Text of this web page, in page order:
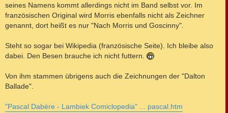
seines Namens kommt allerdings nicht im Band selbst vor. Im
französischen Original wird Morris ebenfalls nicht als Zeichner
genannt, dort heißt es nur "Nach Morris und Goscinny".
Steht so sogar bei Wikipedia (französische Seite). Ich bleibe also
dabei. Den Besen brauche ich nicht futtern.
Von ihm stammen übrigens auch die Zeichnungen der "Dalton
Ballade".
"Pascal Dabère - Lambiek Comiclopedia" ... pascal.htm